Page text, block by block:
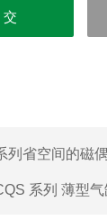
列省空间的磁
系列 薄型